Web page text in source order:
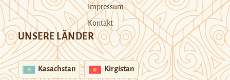
Impressum
Kontakt
UNSERE LÄNDER
Kasachstan Kirgistan